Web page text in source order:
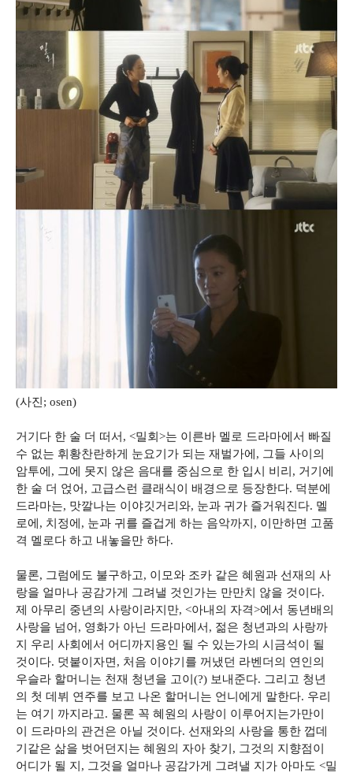
(사진; osen)
거기다 한 술 더 떠서, <밀회>는 이른바 멜로 드라마에서 빠질
수 없는 휘황찬란하게 눈요기가 되는 재벌가에, 그들 사이의
암투에, 그에 못지 않은 음대를 중심으로 한 입시 비리, 거기에
한 술 더 얹어, 고급스런 클래식이 배경으로 등장한다. 덕분에
드라마는, 맛깔나는 이야깃거리와, 눈과 귀가 즐거워진다. 멜
로에, 치정에, 눈과 귀를 즐겁게 하는 음악까지, 이만하면 고품
격 멜로다 하고 내놓을만 하다.
물론, 그럼에도 불구하고, 이모와 조카 같은 혜원과 선재의 사
랑을 얼마나 공감가게 그려낼 것인가는 만만치 않을 것이다.
제 아무리 중년의 사랑이라지만, <아내의 자격>에서 동년배의
사랑을 넘어, 영화가 아닌 드라마에서, 젊은 청년과의 사랑까
지 우리 사회에서 어디까지용인 될 수 있는가의 시금석이 될
것이다. 덧붙이자면, 처음 이야기를 꺼냈던 라벤더의 연인의
우슬라 할머니는 천재 청년을 고이(?) 보내준다. 그리고 청년
의 첫 데뷔 연주를 보고 나온 할머니는 언니에게 말한다. 우리
는 여기 까지라고. 물론 꼭 혜원의 사랑이 이루어지는가만이
이 드라마의 관건은 아닐 것이다. 선재와의 사랑을 통한 껍데
기같은 삶을 벗어던지는 혜원의 자아 찾기, 그것의 지향점이
어디가 될 지, 그것을 얼마나 공감가게 그려낼 지가 아마도 <밀